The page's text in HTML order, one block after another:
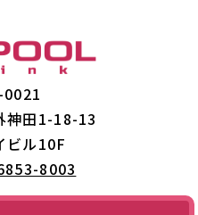
0021
神田1-18-13
ビル10F
8003